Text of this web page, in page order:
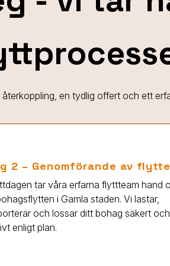
en tydlig offert och ett
2 – Genomförande av
tar våra erfarna flyttteam hand
i Gamla staden. Vi lastar,
och lossar ditt bohag säkert och
enligt plan.